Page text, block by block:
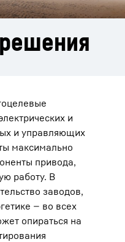
и
и управляющих
максимально
привода,
работу. В
заводов,
— во всех
опираться на